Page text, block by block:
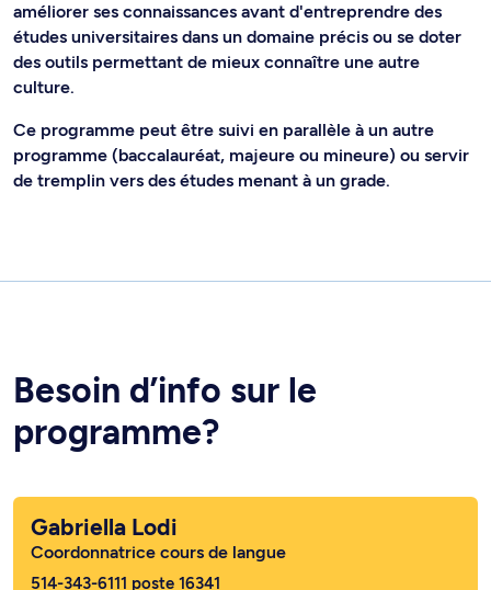
améliorer ses connaissances avant d'entreprendre des
études universitaires dans un domaine précis ou se doter
des outils permettant de mieux connaître une autre
culture.
Ce programme peut être suivi en parallèle à un autre
programme (baccalauréat, majeure ou mineure) ou servir
de tremplin vers des études menant à un grade.
Besoin d’info sur le
programme?
Gabriella Lodi
Coordonnatrice cours de langue
514-343-6111 poste 16341